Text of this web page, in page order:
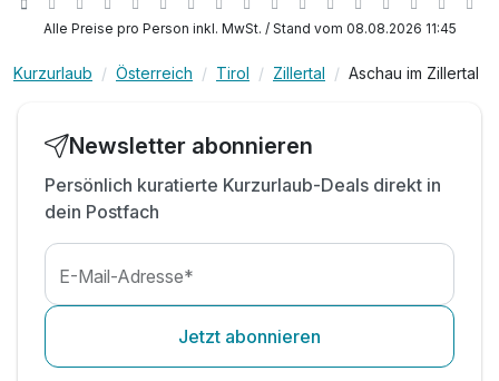
inkl. ausgewählte Getränke von 10:00 - 21:00 Uhr
inkl. Parkplatz & W-LAN Nutzung
ACHTUNG: Kinderpreise inkl. All inclusive
Alle Preise pro Person inkl. MwSt. / Stand vom 08.08.2026 11:45
Kurzurlaub Österreich Tirol Zillertal Aschau im Zillertal
Newsletter abonnieren
Persönlich kuratierte Kurzurlaub-Deals direkt in
dein Postfach
E-Mail-Adresse*
Jetzt abonnieren